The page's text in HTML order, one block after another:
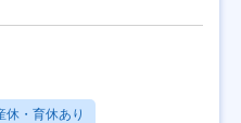
休・育休あり